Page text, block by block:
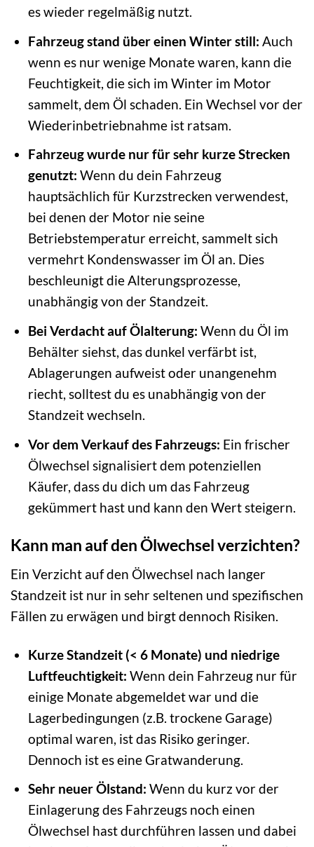
es wieder regelmäßig nutzt.
Fahrzeug stand über einen Winter still: Auch
wenn es nur wenige Monate waren, kann die
Feuchtigkeit, die sich im Winter im Motor
sammelt, dem Öl schaden. Ein Wechsel vor der
Wiederinbetriebnahme ist ratsam.
Fahrzeug wurde nur für sehr kurze Strecken
genutzt: Wenn du dein Fahrzeug
hauptsächlich für Kurzstrecken verwendest,
bei denen der Motor nie seine
Betriebstemperatur erreicht, sammelt sich
vermehrt Kondenswasser im Öl an. Dies
beschleunigt die Alterungsprozesse,
unabhängig von der Standzeit.
Bei Verdacht auf Ölalterung: Wenn du Öl im
Behälter siehst, das dunkel verfärbt ist,
Ablagerungen aufweist oder unangenehm
riecht, solltest du es unabhängig von der
Standzeit wechseln.
Vor dem Verkauf des Fahrzeugs: Ein frischer
Ölwechsel signalisiert dem potenziellen
Käufer, dass du dich um das Fahrzeug
gekümmert hast und kann den Wert steigern.
Kann man auf den Ölwechsel verzichten?
Ein Verzicht auf den Ölwechsel nach langer
Standzeit ist nur in sehr seltenen und spezifischen
Fällen zu erwägen und birgt dennoch Risiken.
Kurze Standzeit (< 6 Monate) und niedrige
Luftfeuchtigkeit: Wenn dein Fahrzeug nur für
einige Monate abgemeldet war und die
Lagerbedingungen (z.B. trockene Garage)
optimal waren, ist das Risiko geringer.
Dennoch ist es eine Gratwanderung.
Sehr neuer Ölstand: Wenn du kurz vor der
Einlagerung des Fahrzeugs noch einen
Ölwechsel hast durchführen lassen und dabei